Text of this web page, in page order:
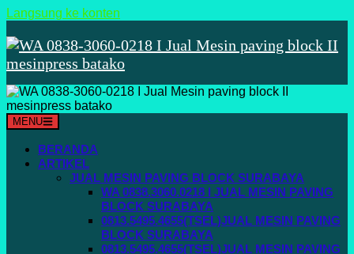
Langsung ke konten
MENU
BERANDA
ARTIKEL
JUAL MESIN PAVING BLOCK SURABAYA
WA 0838.3060.0218 I JUAL MESIN PAVING
BLOCK SURABAYA
0813.5495.4655(TSEL)JUAL MESIN PAVING
BLOCK SURABAYA
0813.5495.4655(TSEL)JUAL MESIN PAVING